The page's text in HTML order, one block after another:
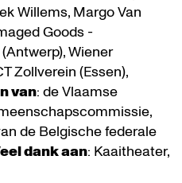
Willems, Margo Van
Goods -
Wiener
Zollverein (Essen),
van: de Vlaamse
de Belgische federale
dank aan: Kaaitheater,